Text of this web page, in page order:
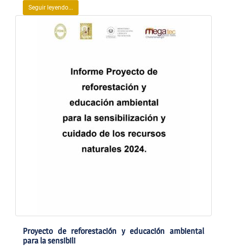
Seguir leyendo...
Proyecto de reforestación y educación ambiental
para la sensibili